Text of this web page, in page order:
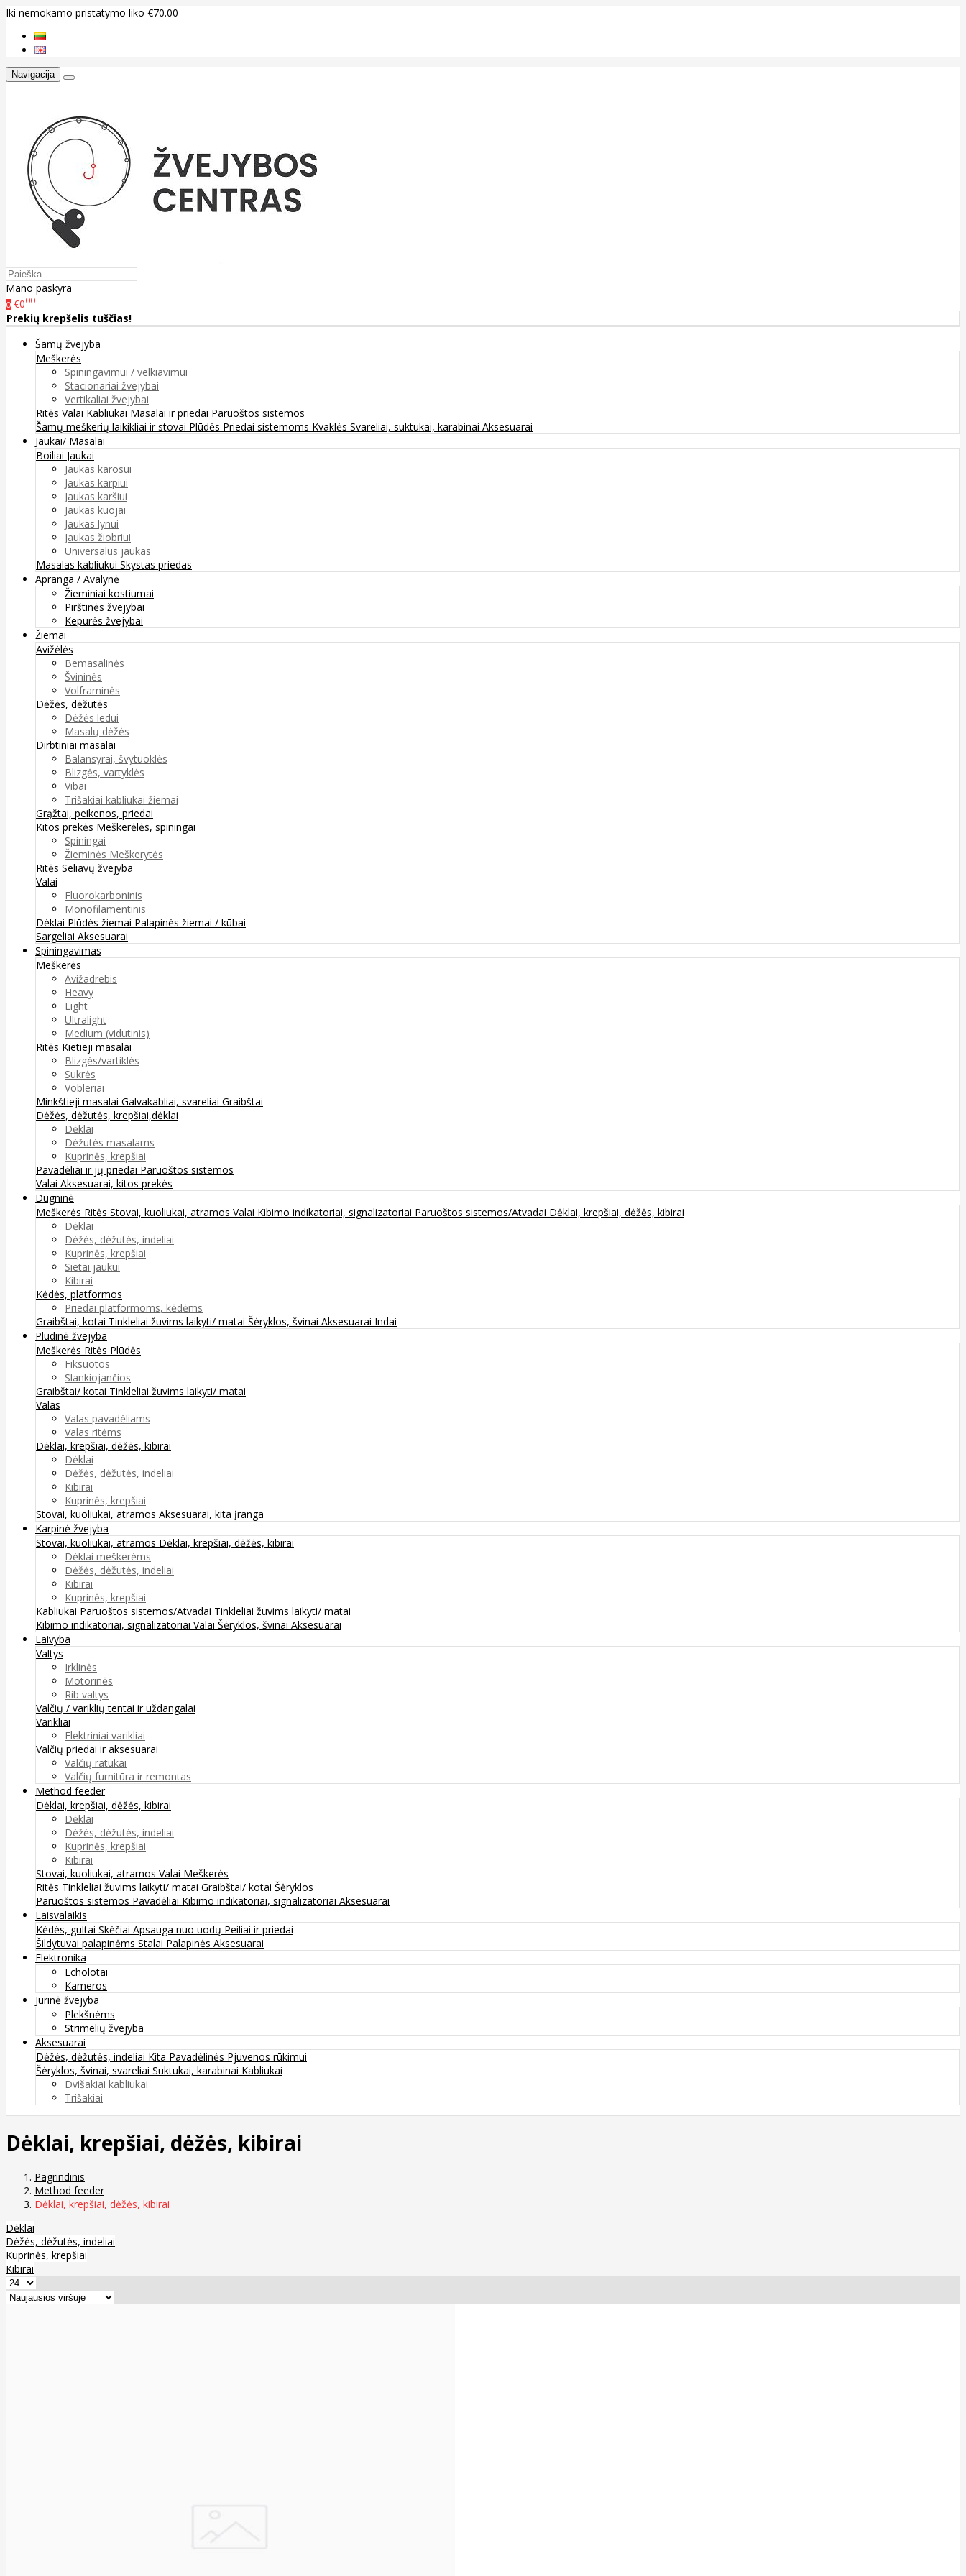
Iki nemokamo pristatymo liko €70.00
Navigacija
Mano paskyra
0 €000
Prekių krepšelis tuščias!
Šamų žvejyba
Meškerės
Spiningavimui / velkiavimui
Stacionariai žvejybai
Vertikaliai žvejybai
Ritės Valai Kabliukai Masalai ir priedai Paruoštos sistemos
Šamų meškerių laikikliai ir stovai Plūdės Priedai sistemoms Kvaklės Svareliai, suktukai, karabinai Aksesuarai
Jaukai/ Masalai
Boiliai Jaukai
Jaukas karosui
Jaukas karpiui
Jaukas karšiui
Jaukas kuojai
Jaukas lynui
Jaukas žiobriui
Universalus jaukas
Masalas kabliukui Skystas priedas
Apranga / Avalynė
Žieminiai kostiumai
Pirštinės žvejybai
Kepurės žvejybai
Žiemai
Avižėlės
Bemasalinės
Švininės
Volframinės
Dėžės, dėžutės
Dėžės ledui
Masalų dėžės
Dirbtiniai masalai
Balansyrai, švytuoklės
Blizgės, vartyklės
Vibai
Trišakiai kabliukai žiemai
Grąžtai, peikenos, priedai
Kitos prekės Meškerėlės, spiningai
Spiningai
Žieminės Meškerytės
Ritės Seliavų žvejyba
Valai
Fluorokarboninis
Monofilamentinis
Dėklai Plūdės žiemai Palapinės žiemai / kūbai
Sargeliai Aksesuarai
Spiningavimas
Meškerės
Avižadrebis
Heavy
Light
Ultralight
Medium (vidutinis)
Ritės Kietieji masalai
Blizgės/vartiklės
Sukrės
Vobleriai
Minkštieji masalai Galvakabliai, svareliai Graibštai
Dėžės, dėžutės, krepšiai,dėklai
Dėklai
Dėžutės masalams
Kuprinės, krepšiai
Pavadėliai ir jų priedai Paruoštos sistemos
Valai Aksesuarai, kitos prekės
Dugninė
Meškerės Ritės Stovai, kuoliukai, atramos Valai Kibimo indikatoriai, signalizatoriai Paruoštos sistemos/Atvadai Dėklai, krepšiai, dėžės, kibirai
Dėklai
Dėžės, dėžutės, indeliai
Kuprinės, krepšiai
Sietai jaukui
Kibirai
Kėdės, platformos
Priedai platformoms, kėdėms
Graibštai, kotai Tinkleliai žuvims laikyti/ matai Šėryklos, švinai Aksesuarai Indai
Plūdinė žvejyba
Meškerės Ritės Plūdės
Fiksuotos
Slankiojančios
Graibštai/ kotai Tinkleliai žuvims laikyti/ matai
Valas
Valas pavadėliams
Valas ritėms
Dėklai, krepšiai, dėžės, kibirai
Dėklai
Dėžės, dėžutės, indeliai
Kibirai
Kuprinės, krepšiai
Stovai, kuoliukai, atramos Aksesuarai, kita įranga
Karpinė žvejyba
Stovai, kuoliukai, atramos Dėklai, krepšiai, dėžės, kibirai
Dėklai meškerėms
Dėžės, dėžutės, indeliai
Kibirai
Kuprinės, krepšiai
Kabliukai Paruoštos sistemos/Atvadai Tinkleliai žuvims laikyti/ matai
Kibimo indikatoriai, signalizatoriai Valai Šėryklos, švinai Aksesuarai
Laivyba
Valtys
Irklinės
Motorinės
Rib valtys
Valčių / variklių tentai ir uždangalai
Varikliai
Elektriniai varikliai
Valčių priedai ir aksesuarai
Valčių ratukai
Valčių furnitūra ir remontas
Method feeder
Dėklai, krepšiai, dėžės, kibirai
Dėklai
Dėžės, dėžutės, indeliai
Kuprinės, krepšiai
Kibirai
Stovai, kuoliukai, atramos Valai Meškerės
Ritės Tinkleliai žuvims laikyti/ matai Graibštai/ kotai Šėryklos
Paruoštos sistemos Pavadėliai Kibimo indikatoriai, signalizatoriai Aksesuarai
Laisvalaikis
Kėdės, gultai Skėčiai Apsauga nuo uodų Peiliai ir priedai
Šildytuvai palapinėms Stalai Palapinės Aksesuarai
Elektronika
Echolotai
Kameros
Jūrinė žvejyba
Plekšnėms
Strimelių žvejyba
Aksesuarai
Dėžės, dėžutės, indeliai Kita Pavadėlinės Pjuvenos rūkimui
Šėryklos, švinai, svareliai Suktukai, karabinai Kabliukai
Dvišakiai kabliukai
Trišakiai
Dėklai, krepšiai, dėžės, kibirai
Pagrindinis
Method feeder
Dėklai, krepšiai, dėžės, kibirai
Dėklai
Dėžės, dėžutės, indeliai
Kuprinės, krepšiai
Kibirai